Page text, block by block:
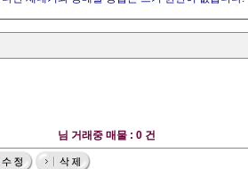
님 거래중 매물 : 0 건